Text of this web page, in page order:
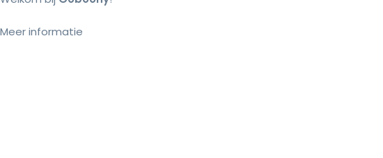
Meer informatie